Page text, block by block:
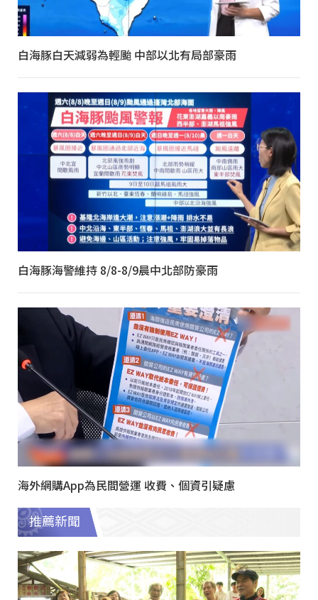
白海豚白天減弱為輕颱 中部以北有局部豪雨
白海豚海警維持 8/8-8/9晨中北部防豪雨
海外網購App為民間營運 收費、個資引疑慮
推薦新聞